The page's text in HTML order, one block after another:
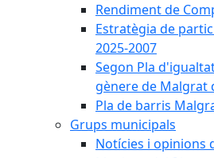
Rendiment de
Estratègia de
2025-2007
Segon Pla
gènere de Malgrat
Pla de barris
Grups municipals
Notícies i opinions